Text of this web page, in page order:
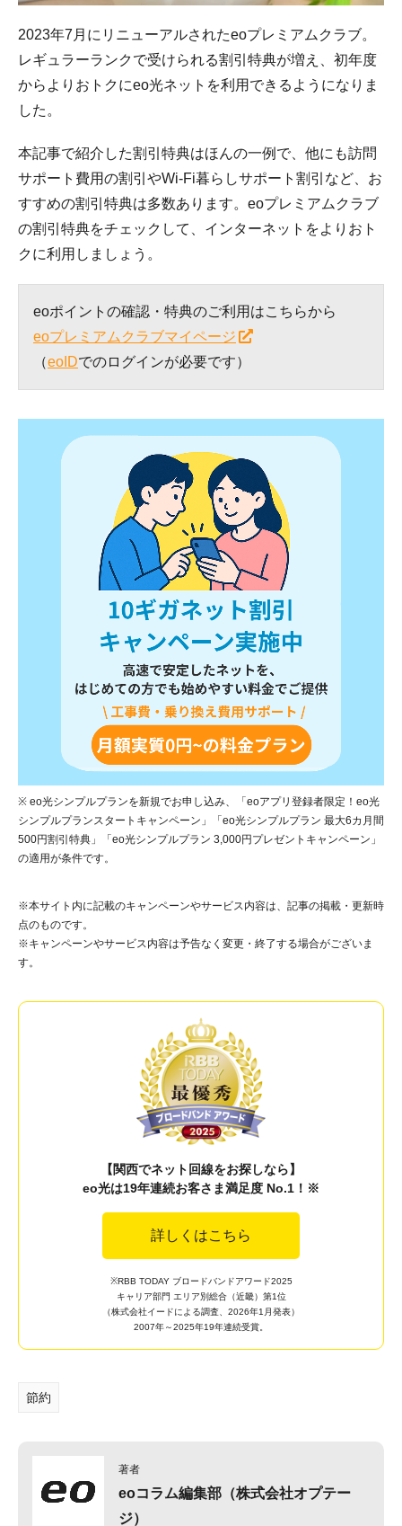
2023年7月にリニューアルされたeoプレミアムクラブ。
レギュラーランクで受けられる割引特典が増え、初年度
からよりおトクにeo光ネットを利用できるようになりま
した。
本記事で紹介した割引特典はほんの一例で、他にも訪問
サポート費用の割引やWi-Fi暮らしサポート割引など、お
すすめの割引特典は多数あります。eoプレミアムクラブ
の割引特典をチェックして、インターネットをよりおト
クに利用しましょう。
eoポイントの確認・特典のご利用はこちらから
eoプレミアムクラブマイページ
（eoIDでのログインが必要です）
※ eo光シンプルプランを新規でお申し込み、「eoアプリ登録者限定！eo光
シンプルプランスタートキャンペーン」「eo光シンプルプラン 最大6カ月間
500円割引特典」「eo光シンプルプラン 3,000円プレゼントキャンペーン」
の適用が条件です。
※本サイト内に記載のキャンペーンやサービス内容は、記事の掲載・更新時
点のものです。
※キャンペーンやサービス内容は予告なく変更・終了する場合がございま
す。
【関西でネット回線をお探しなら】
eo光は19年連続お客さま満足度 No.1！※
詳しくはこちら
※RBB TODAY ブロードバンドアワード2025
キャリア部門 エリア別総合（近畿）第1位
（株式会社イードによる調査、2026年1月発表）
2007年～2025年19年連続受賞。
節約
著者
eoコラム編集部（株式会社オプテー
ジ）